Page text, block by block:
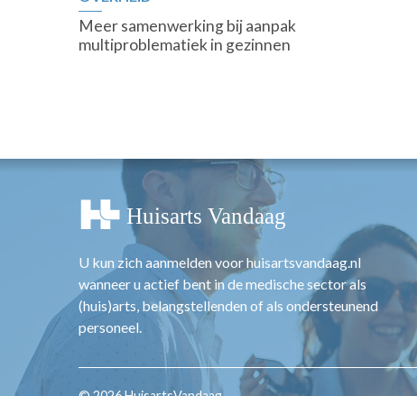
Meer samenwerking bij aanpak
multiproblematiek in gezinnen
U kun zich aanmelden voor huisartsvandaag.nl
wanneer u actief bent in de medische sector als
(huis)arts, belangstellenden of als ondersteunend
personeel.